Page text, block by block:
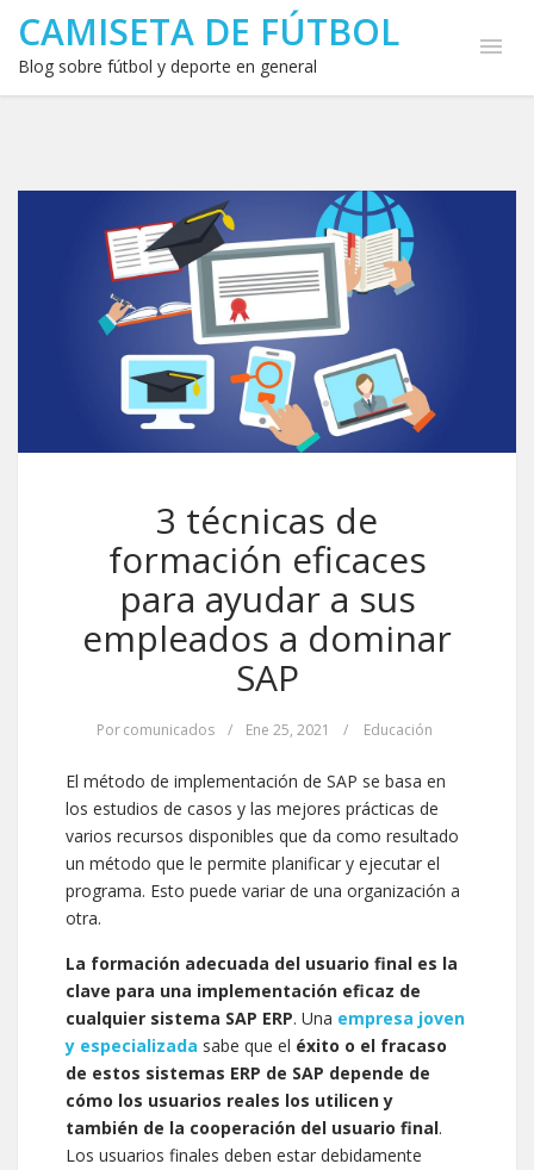
CAMISETA DE FÚTBOL
Blog sobre fútbol y deporte en general
3 técnicas de
formación eficaces
para ayudar a sus
empleados a dominar
SAP
Por comunicados / Ene 25, 2021 / Educación
El método de implementación de SAP se basa en
los estudios de casos y las mejores prácticas de
varios recursos disponibles que da como resultado
un método que le permite planificar y ejecutar el
programa. Esto puede variar de una organización a
otra.
La formación adecuada del usuario final es la
clave para una implementación eficaz de
cualquier sistema SAP ERP. Una empresa joven
y especializada sabe que el éxito o el fracaso
de estos sistemas ERP de SAP depende de
cómo los usuarios reales los utilicen y
también de la cooperación del usuario final.
Los usuarios finales deben estar debidamente